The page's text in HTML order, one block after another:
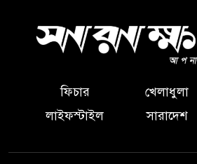
ফিচার খেলাধুলা
লাইফস্টাইল
সারাদেশ